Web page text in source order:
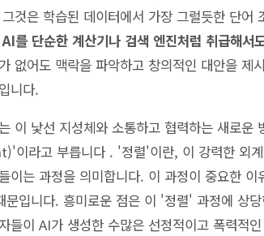
것은 학습된 데이터에서 가장 그럴듯한 단
AI를 단순한 계산기나 검색 엔진처럼 취급해서
없어도 맥락을 파악하고 창의적인 대안을
니다.
이 낯선 지성체와 소통하고 협력하는 새로
라고 부릅니다 . '정렬'이란, 이 강력한 외계
이는 과정을 의미합니다. 이 과정이 중요한
문입니다. 흥미로운 점은 이 '정렬' 과정에 상
들이 AI가 생성한 수많은 선정적이고 폭력적